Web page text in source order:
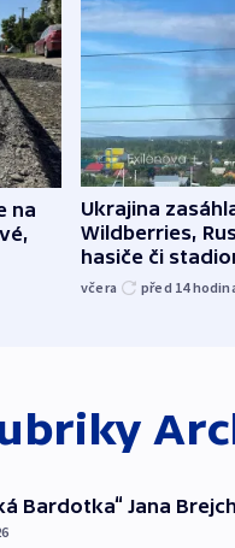
na
Ukrajina
Wildberries,
hasiče či
včera před 14
Bardotka“ Jana